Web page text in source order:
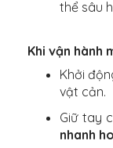
thể sâu
Khi vận hành
Khởi
vật cản.
Giữ tay
nhanh